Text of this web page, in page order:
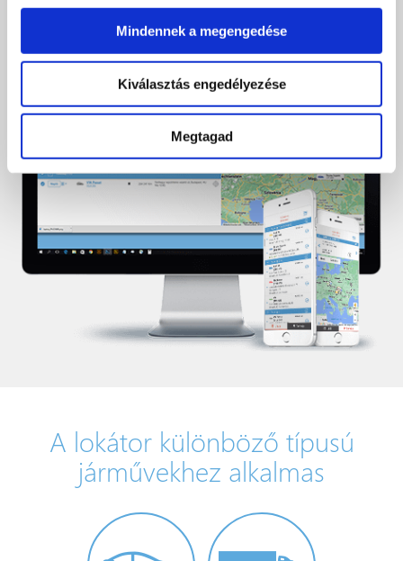
Mindennek a megengedése
Kiválasztás engedélyezése
Megtagad
A lokátor különböző típusú
járművekhez alkalmas